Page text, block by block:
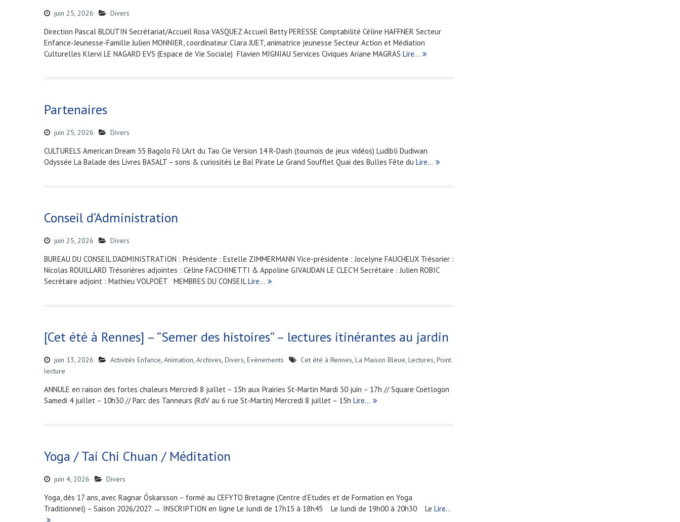
juin 25, 2026 Divers
Direction Pascal BLOUTIN Secrétariat/Accueil Rosa VASQUEZ Accueil Betty PERESSE Comptabilité Céline HAFFNER Secteur
Enfance-Jeunesse-Famille Julien MONNIER, coordinateur Clara JUET, animatrice jeunesse Secteur Action et Médiation
Culturelles Klervi LE NAGARD EVS (Espace de Vie Sociale) Flavien MIGNIAU Services Civiques Ariane MAGRAS Lire…
Partenaires
juin 25, 2026 Divers
CULTURELS American Dream 35 Bagolo Fô L’Art du Tao Cie Version 14 R-Dash (tournois de jeux vidéos) Ludibli Dudiwan
Odyssée La Balade des Livres BASALT – sons & curiosités Le Bal Pirate Le Grand Soufflet Quai des Bulles Fête du Lire…
Conseil d’Administration
juin 25, 2026 Divers
BUREAU DU CONSEIL D’ADMINISTRATION : Présidente : Estelle ZIMMERMANN Vice-présidente : Jocelyne FAUCHEUX Trésorier :
Nicolas ROUILLARD Trésorières adjointes : Céline FACCHINETTI & Appoline GIVAUDAN LE CLEC’H Secrétaire : Julien ROBIC
Secrétaire adjoint : Mathieu VOLPOËT MEMBRES DU CONSEILLire…
[Cet été à Rennes] – “Semer des histoires” – lectures itinérantes au jardin
juin 13, 2026 Activités Enfance, Animation, Archives, Divers, Evènements Cet été à Rennes, La Maison Bleue, Lectures, Point
lecture
ANNULE en raison des fortes chaleurs Mercredi 8 juillet – 15h aux Prairies St-Martin Mardi 30 juin – 17h // Square Coëtlogon
Samedi 4 juillet – 10h30 // Parc des Tanneurs (RdV au 6 rue St-Martin) Mercredi 8 juillet – 15h Lire…
Yoga / Tai Chi Chuan / Méditation
juin 4, 2026 Divers
Yoga, dès 17 ans, avec Ragnar Óskarsson – formé au CEFYTO Bretagne (Centre d’Etudes et de Formation en Yoga
Traditionnel) – Saison 2026/2027 → INSCRIPTION en ligne Le lundi de 17h15 à 18h45 Le lundi de 19h00 à 20h30 Le Lire…